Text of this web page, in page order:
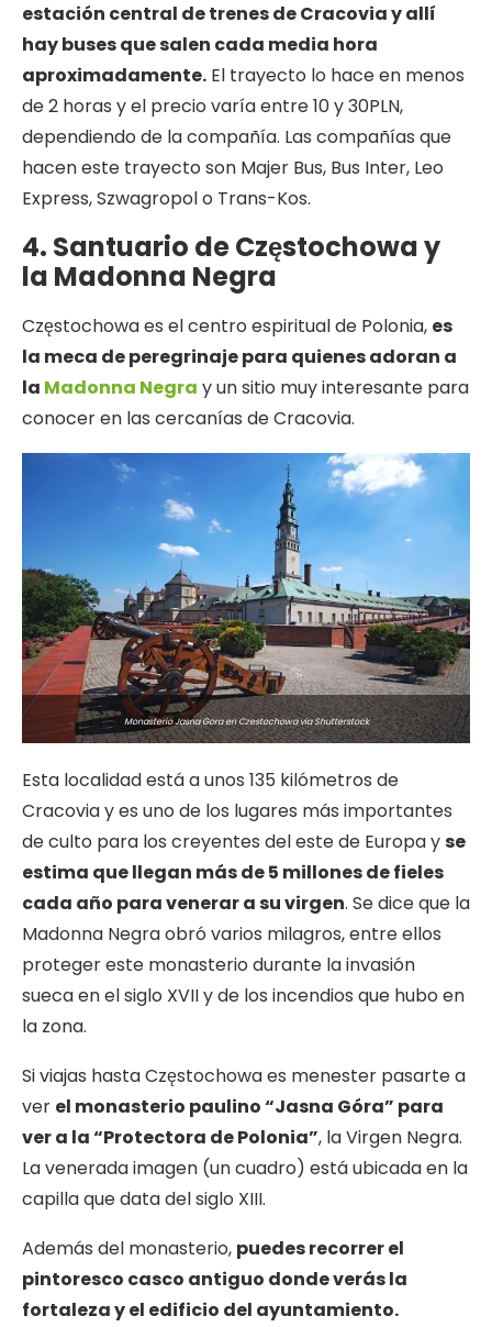
estación central de trenes de Cracovia y allí
hay buses que salen cada media hora
aproximadamente. El trayecto lo hace en menos
de 2 horas y el precio varía entre 10 y 30PLN,
dependiendo de la compañía. Las compañías que
hacen este trayecto son Majer Bus, Bus Inter, Leo
Express, Szwagropol o Trans-Kos.
4. Santuario de Częstochowa y
la Madonna Negra
Częstochowa es el centro espiritual de Polonia, es
la meca de peregrinaje para quienes adoran a
la Madonna Negra y un sitio muy interesante para
conocer en las cercanías de Cracovia.
Monasterio Jasna Gora en Czestochowa via Shutterstock
Esta localidad está a unos 135 kilómetros de
Cracovia y es uno de los lugares más importantes
de culto para los creyentes del este de Europa yse
estima que llegan más de 5 millones de fieles
cada año para venerar a su virgen. Se dice que la
Madonna Negra obró varios milagros, entre ellos
proteger este monasterio durante la invasión
sueca en el siglo XVII y de los incendios que hubo en
la zona.
Si viajas hasta Częstochowa es menester pasarte a
ver el monasterio paulino “Jasna Góra” para
ver a la “Protectora de Polonia”, la Virgen Negra.
La venerada imagen (un cuadro) está ubicada en la
capilla que data del siglo XIII.
Además del monasterio, puedes recorrer el
pintoresco casco antiguo donde verás la
fortaleza y el edificio del ayuntamiento.